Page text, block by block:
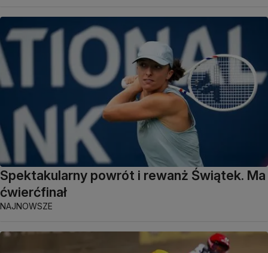
Spektakularny powrót i rewanż Świątek. Ma
ćwierćfinał
NAJNOWSZE